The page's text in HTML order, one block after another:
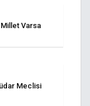
Varsa
Meclisi